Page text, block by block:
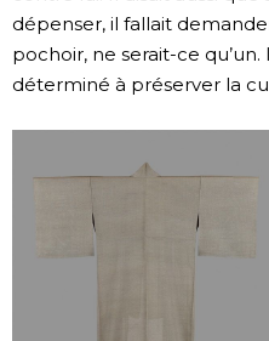
dépenser, il fallait
pochoir, ne serait-ce
déterminé à préserver la